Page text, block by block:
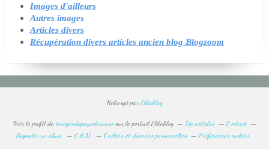
Images d'ailleurs
Autres images
Articles divers
Récupération divers articles ancien blog Blogzoom
Hébergé parEklablog
Voir le profil de imagesdupaysdesourssur le portail Eklablog Top articles
Contact
Signaler un abus
C.G.U. Cookies et données personnelles Préférences cookies